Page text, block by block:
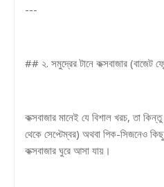
---
## ২. সমুদ্রের টানে কক্সবাজার (বাজেট
কক্সবাজার মানেই যে বিশাল খরচ, তা
থেকে সেপ্টেম্বর) অথবা পিক-সিজনেও
কক্সবাজার ঘুরে আসা যায়।